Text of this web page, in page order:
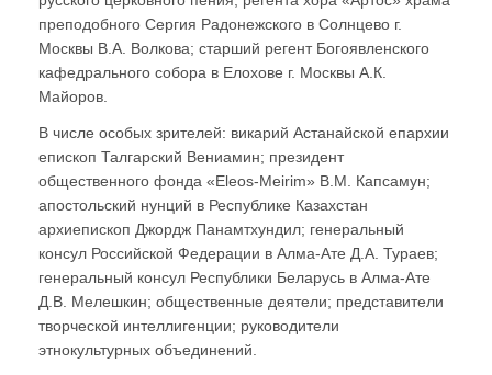
преподобного Сергия Радонежского в Солнцево г.
Москвы В.А. Волкова; старший регент Богоявленского
кафедрального собора в Елохове г. Москвы А.К.
Майоров.
В числе особых зрителей: викарий Астанайской епархии
епископ Талгарский Вениамин; президент
общественного фонда «Eleos-Meirim» В.М. Капсамун;
апостольский нунций в Республике Казахстан
архиепископ Джордж Панамтхундил; генеральный
консул Российской Федерации в Алма-Ате Д.А. Тураев;
генеральный консул Республики Беларусь в Алма-Ате
Д.В. Мелешкин; общественные деятели; представители
творческой интеллигенции; руководители
этнокультурных объединений.